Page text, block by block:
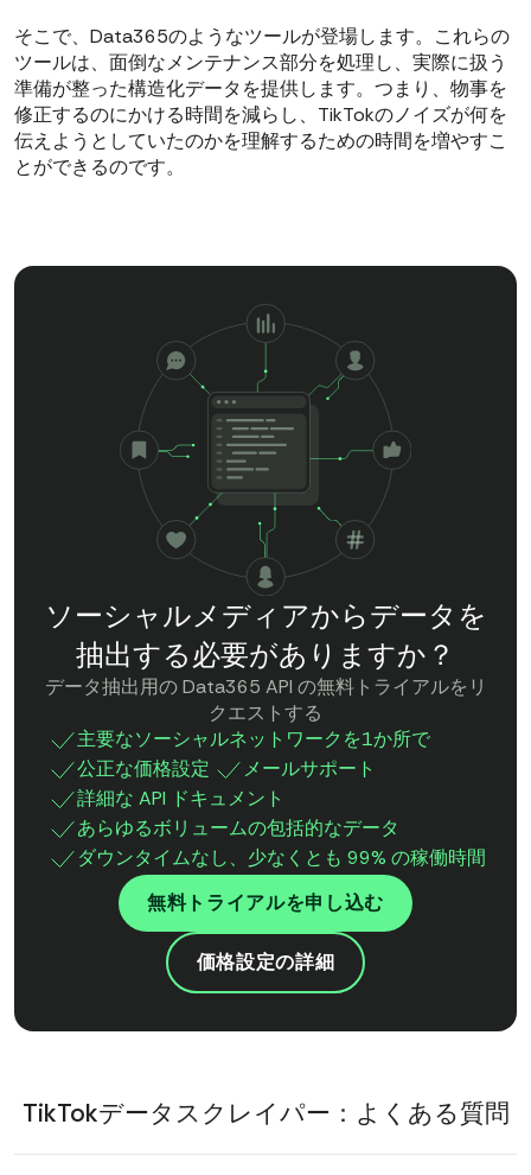
そこで、Data365のようなツールが登場します。これらの
ツールは、面倒なメンテナンス部分を処理し、実際に扱う
準備が整った構造化データを提供します。つまり、物事を
修正するのにかける時間を減らし、TikTokのノイズが何を
伝えようとしていたのかを理解するための時間を増やすこ
とができるのです。
ソーシャルメディアからデータを
抽出する必要がありますか？
データ抽出用の Data365 API の無料トライアルをリ
クエストする
主要なソーシャルネットワークを1か所で
公正な価格設定
メールサポート
詳細な API ドキュメント
あらゆるボリュームの包括的なデータ
ダウンタイムなし、少なくとも 99% の稼働時間
無料トライアルを申し込む
価格設定の詳細
TikTokデータスクレイパー：よくある質問